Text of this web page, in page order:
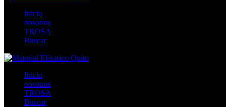
Inicio
nosotros
TROSA
Buscar
Inicio
nosotros
TROSA
Buscar